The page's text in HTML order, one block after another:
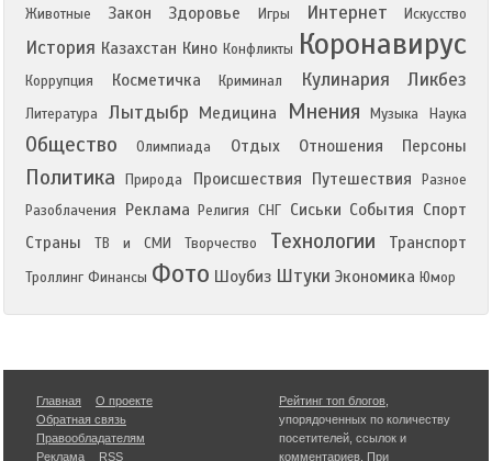
Животные
Закон Здоровье Игры Интернет Искусство
История Казахстан Кино Конфликты Коронавирус
Коррупция Косметичка Криминал Кулинария Ликбез
Литература Лытдыбр Медицина Мнения Музыка Наука
Общество Олимпиада Отдых Отношения Персоны
Политика Природа Происшествия Путешествия
Разное
Разоблачения
Реклама Религия СНГ Сиськи События Спорт
Страны
ТВ и СМИ Творчество Технологии Транспорт
Троллинг Финансы Фото Шоубиз Штуки Экономика Юмор
Главная
О проекте
Обратная связь
Правообладателям
Реклама
RSS
Рейтинг топ блогов
упорядоченных по количеству
посетителей, ссылок и
комментариев. При